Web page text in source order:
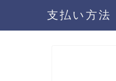
支払い方法